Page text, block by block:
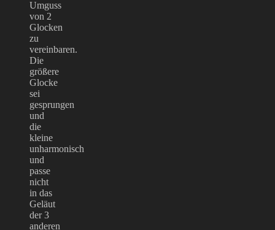
Umguss
von 2
Glocken
zu
vereinbaren.
Die
größere
Glocke
sei
gesprungen
und
die
kleine
unharmonisch
und
passe
nicht
in das
Geläut
der 3
anderen